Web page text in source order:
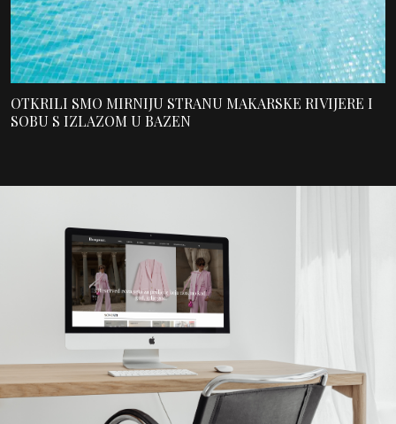
OTKRILI SMO MIRNIJU STRANU MAKARSKE RIVIJERE I
SOBU S IZLAZOM U BAZEN